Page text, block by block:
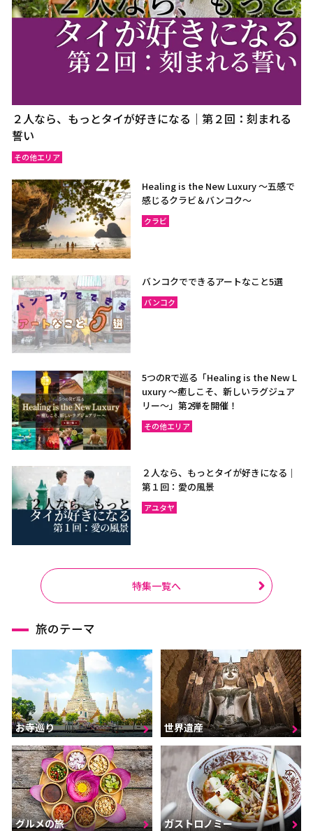
２人なら、もっとタイが好きになる｜第２回：刻まれる
誓い
その他エリア
Healing is the New Luxury ～五感で
感じるクラビ＆バンコク～
クラビ
バンコクでできるアートなこと5選
バンコク
5つのRで巡る「Healing is the New L
uxury ～癒しこそ、新しいラグジュア
リー〜」第2弾を開催！
その他エリア
２人なら、もっとタイが好きになる｜
第１回：愛の風景
アユタヤ
特集一覧へ
旅のテーマ
お寺巡り 世界遺産
グルメの旅 ガストロノミー